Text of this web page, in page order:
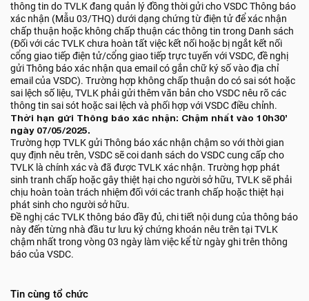
thông tin do TVLK đang quản lý đồng thời gửi cho VSDC Thông báo
xác nhận (Mẫu 03/THQ) dưới dạng chứng từ điện tử để xác nhận
chấp thuận hoặc không chấp thuận các thông tin trong Danh sách
(Đối với các TVLK chưa hoàn tất việc kết nối hoặc bị ngắt kết nối
cổng giao tiếp điện tử/cổng giao tiếp trực tuyến với VSDC, đề nghị
gửi Thông báo xác nhận qua email có gắn chữ ký số vào địa chỉ
email của VSDC). Trường hợp không chấp thuận do có sai sót hoặc
sai lệch số liệu, TVLK phải gửi thêm văn bản cho VSDC nêu rõ các
thông tin sai sót hoặc sai lệch và phối hợp với VSDC điều chỉnh.
Thời hạn gửi Thông báo xác nhận: Chậm nhất vào 10h30’
ngày 07/05/2025.
Trường hợp TVLK gửi Thông báo xác nhận chậm so với thời gian
quy định nêu trên, VSDC sẽ coi danh sách do VSDC cung cấp cho
TVLK là chính xác và đã được TVLK xác nhận. Trường hợp phát
sinh tranh chấp hoặc gây thiệt hại cho người sở hữu, TVLK sẽ phải
chịu hoàn toàn trách nhiệm đối với các tranh chấp hoặc thiệt hại
phát sinh cho người sở hữu.
Đề nghị các TVLK thông báo đầy đủ, chi tiết nội dung của thông báo
này đến từng nhà đầu tư lưu ký chứng khoán nêu trên tại TVLK
chậm nhất trong vòng 03 ngày làm việc kể từ ngày ghi trên thông
báo của VSDC.
Tin cùng tổ chức